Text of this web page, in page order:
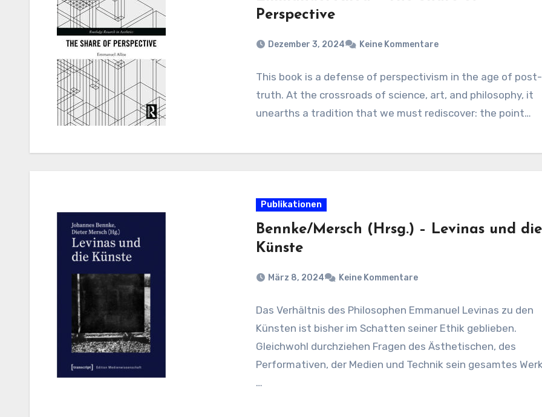
Perspective
Dezember 3, 2024 Keine Kommentare
This book is a defense of perspectivism in the age of post-
truth. At the crossroads of science, art, and philosophy, it
unearths a tradition that we must rediscover: the point…
Publikationen
Bennke/Mersch (Hrsg.) – Levinas und die
Künste
März 8, 2024 Keine Kommentare
Das Verhältnis des Philosophen Emmanuel Levinas zu den
Künsten ist bisher im Schatten seiner Ethik geblieben.
Gleichwohl durchziehen Fragen des Ästhetischen, des
Performativen, der Medien und Technik sein gesamtes
…